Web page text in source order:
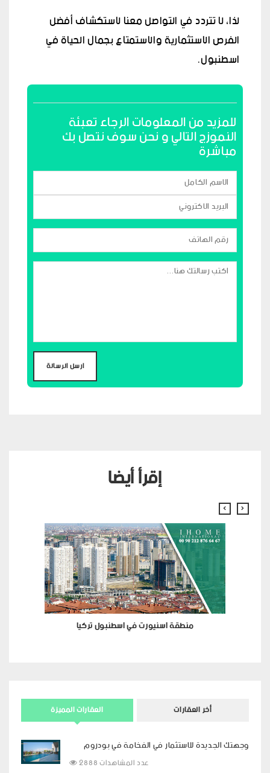
لذا، لا تتردد في التواصل معنا لاستكشاف أفضل
الفرص الاستثمارية والاستمتاع بجمال الحياة في
اسطنبول.
للمزيد من المعلومات الرجاء تعبئة
النموزج التالي و نحن سوف نتصل بك
مباشرة
إقرأ أيضا
منطقة اسنيورت في اسطنبول تركيا
العقارات المميزة أخر العقارات
وجهتك الجديدة للاستثمار في الفخامة في بودروم
2888 عدد المشاهدات